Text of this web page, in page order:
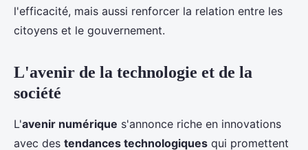
l'efficacité, mais aussi renforcer la relation entre les
citoyens et le gouvernement.
L'avenir de la technologie et de la
société
L'avenir numérique s'annonce riche en innovations
avec des tendances technologiques qui promettent